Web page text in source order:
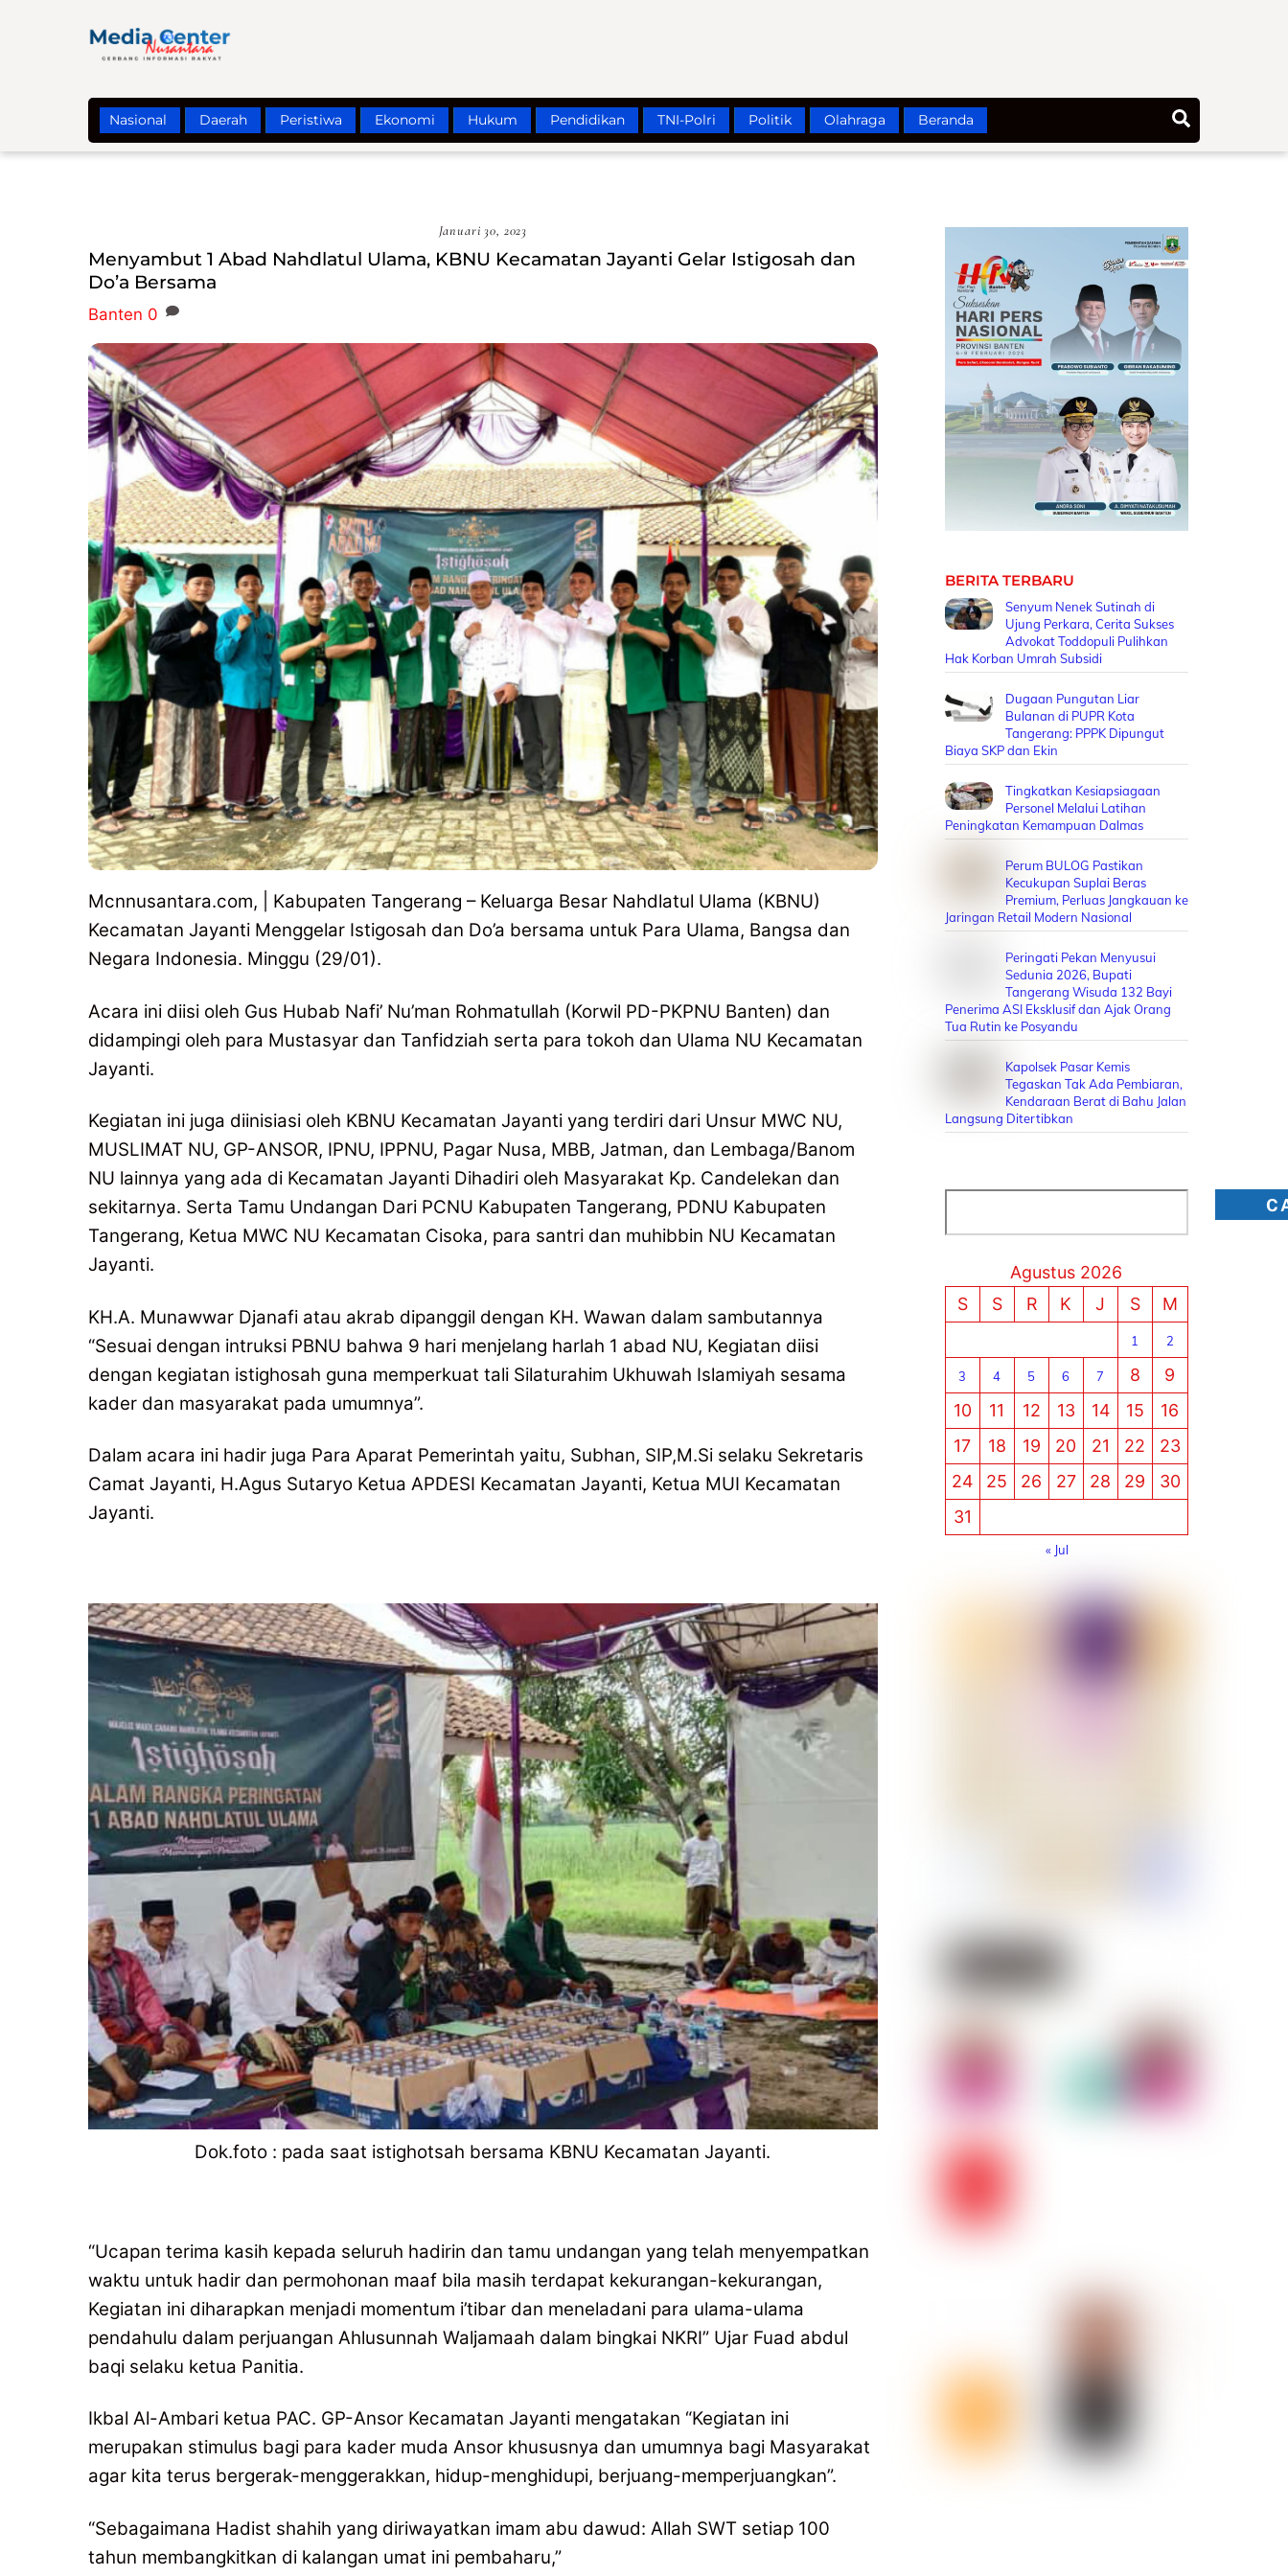
Nasional Daerah Peristiwa Ekonomi Hukum Pendidikan TNI-Polri Politik Olahraga Beranda
Januari 30, 2023
Menyambut 1 Abad Nahdlatul Ulama, KBNU Kecamatan Jayanti Gelar Istigosah dan
Do’a Bersama
Banten 0
Mcnnusantara.com, | Kabupaten Tangerang – Keluarga Besar Nahdlatul Ulama (KBNU)
Kecamatan Jayanti Menggelar Istigosah dan Do’a bersama untuk Para Ulama, Bangsa dan
Negara Indonesia. Minggu (29/01).
Acara ini diisi oleh Gus Hubab Nafi’ Nu’man Rohmatullah (Korwil PD-PKPNU Banten) dan
didampingi oleh para Mustasyar dan Tanfidziah serta para tokoh dan Ulama NU Kecamatan
Jayanti.
Kegiatan ini juga diinisiasi oleh KBNU Kecamatan Jayanti yang terdiri dari Unsur MWC NU,
MUSLIMAT NU, GP-ANSOR, IPNU, IPPNU, Pagar Nusa, MBB, Jatman, dan Lembaga/Banom
NU lainnya yang ada di Kecamatan Jayanti Dihadiri oleh Masyarakat Kp. Candelekan dan
sekitarnya. Serta Tamu Undangan Dari PCNU Kabupaten Tangerang, PDNU Kabupaten
Tangerang, Ketua MWC NU Kecamatan Cisoka, para santri dan muhibbin NU Kecamatan
Jayanti.
KH.A. Munawwar Djanafi atau akrab dipanggil dengan KH. Wawan dalam sambutannya
“Sesuai dengan intruksi PBNU bahwa 9 hari menjelang harlah 1 abad NU, Kegiatan diisi
dengan kegiatan istighosah guna memperkuat tali Silaturahim Ukhuwah Islamiyah sesama
kader dan masyarakat pada umumnya”.
Dalam acara ini hadir juga Para Aparat Pemerintah yaitu, Subhan, SIP,M.Si selaku Sekretaris
Camat Jayanti, H.Agus Sutaryo Ketua APDESI Kecamatan Jayanti, Ketua MUI Kecamatan
Jayanti.
Dok.foto : pada saat istighotsah bersama KBNU Kecamatan Jayanti.
“Ucapan terima kasih kepada seluruh hadirin dan tamu undangan yang telah menyempatkan
waktu untuk hadir dan permohonan maaf bila masih terdapat kekurangan-kekurangan,
Kegiatan ini diharapkan menjadi momentum i’tibar dan meneladani para ulama-ulama
pendahulu dalam perjuangan Ahlusunnah Waljamaah dalam bingkai NKRI” Ujar Fuad abdul
baqi selaku ketua Panitia.
Ikbal Al-Ambari ketua PAC. GP-Ansor Kecamatan Jayanti mengatakan “Kegiatan ini
merupakan stimulus bagi para kader muda Ansor khususnya dan umumnya bagi Masyarakat
agar kita terus bergerak-menggerakkan, hidup-menghidupi, berjuang-memperjuangkan”.
“Sebagaimana Hadist shahih yang diriwayatkan imam abu dawud: Allah SWT setiap 100
tahun membangkitkan di kalangan umat ini pembaharu,”
BERITA TERBARU
Senyum Nenek Sutinah di
Ujung Perkara, Cerita Sukses
Advokat Toddopuli Pulihkan
Hak Korban Umrah Subsidi
Dugaan Pungutan Liar
Bulanan di PUPR Kota
Tangerang: PPPK Dipungut
Biaya SKP dan Ekin
Tingkatkan Kesiapsiagaan
Personel Melalui Latihan
Peningkatan Kemampuan Dalmas
Perum BULOG Pastikan
Kecukupan Suplai Beras
Premium, Perluas Jangkauan ke
Jaringan Retail Modern Nasional
Peringati Pekan Menyusui
Sedunia 2026, Bupati
Tangerang Wisuda 132 Bayi
Penerima ASI Eksklusif dan Ajak Orang
Tua Rutin ke Posyandu
Kapolsek Pasar Kemis
Tegaskan Tak Ada Pembiaran,
Kendaraan Berat di Bahu Jalan
Langsung Ditertibkan
Agustus 2026
S
S R K J S M
1 2
3 4 5 6 7 8
9
10
11 12 13 14 15
16
17
18 19 20 21 22
23
24
25 26 27 28 29
30
31
« Jul